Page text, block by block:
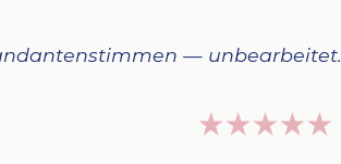
— unbearbeitet.